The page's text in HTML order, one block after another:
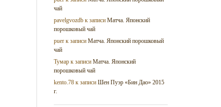
чай
pavelgvozdb к записиМатча. Японский
порошковый чай
puer к записиМатча. Японский порошковый
чай
Тумар к записиМатча. Японский
порошковый чай
kento.78 к записиШен Пуэр «Бин Дао» 2015
г.